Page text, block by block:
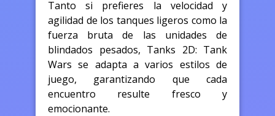
Tanto si prefieres la velocidad y
agilidad de los tanques ligeros como la
fuerza bruta de las unidades de
blindados pesados, Tanks 2D: Tank
Wars se adapta a varios estilos de
juego, garantizando que cada
encuentro resulte fresco y
emocionante.